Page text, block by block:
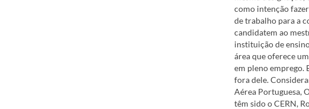
como intenção
de trabalho para a
candidatem ao
instituição de
área que oferece
em pleno emprego.
fora dele.
Aérea Portuguesa,
têm sido o CERN,